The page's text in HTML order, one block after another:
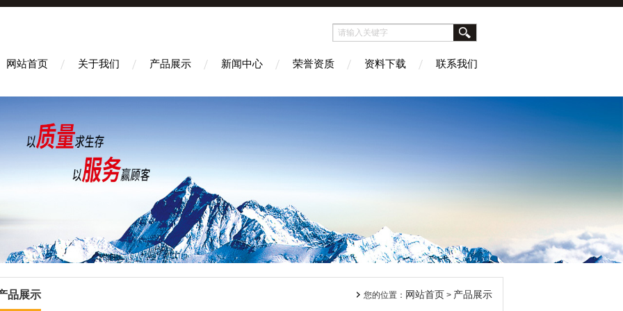
网站首页 关于我们 产品展示 新闻中心 荣誉资质 资料下载 联系我们
品展示 您的位置： 网站首页 > 产品展示